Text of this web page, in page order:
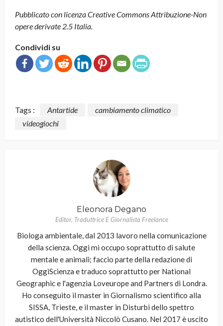
Pubblicato con licenza Creative Commons Attribuzione-Non
opere derivate 2.5 Italia.
Condividi su
Tags : Antartide
cambiamento climatico
videogiochi
Eleonora Degano
Editor, Traduttrice E Giornalista Freelance
Biologa ambientale, dal 2013 lavoro nella comunicazione
della scienza. Oggi mi occupo soprattutto di salute
mentale e animali; faccio parte della redazione di
OggiScienza e traduco soprattutto per National
Geographic e l'agenzia Loveurope and Partners di Londra.
Ho conseguito il master in Giornalismo scientifico alla
SISSA, Trieste, e il master in Disturbi dello spettro
autistico dell'Università Niccolò Cusano. Nel 2017 è uscito